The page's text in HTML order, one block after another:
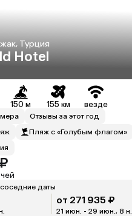
Турция
Hotel
150 м 155 км везде
Отзывы за этот год
Пляж с «Голубым флагом»
даты
от 271 935 ₽
21 июн. - 29 июн., 8 н.